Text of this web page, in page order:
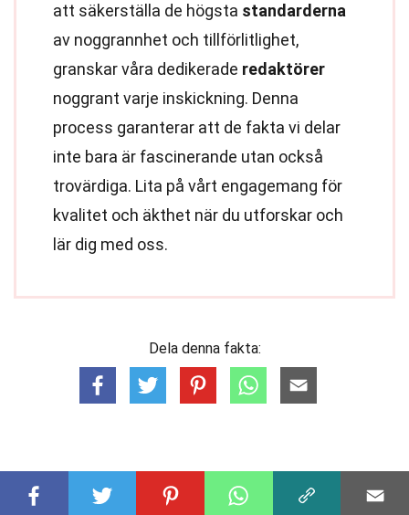
att säkerställa de högsta standarderna
av noggrannhet och tillförlitlighet,
granskar våra dedikerade redaktörer
noggrant varje inskickning. Denna
process garanterar att de fakta vi delar
inte bara är fascinerande utan också
trovärdiga. Lita på vårt engagemang för
kvalitet och äkthet när du utforskar och
lär dig med oss.
Dela denna fakta: